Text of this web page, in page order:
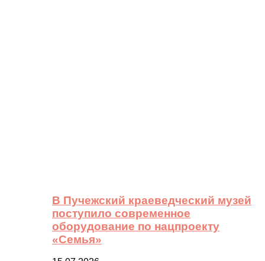
В Пучежский краеведческий музей
поступило современное
оборудование по нацпроекту
«Семья»